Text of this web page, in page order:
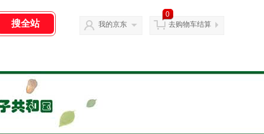
我的京东
0
去购物车结算